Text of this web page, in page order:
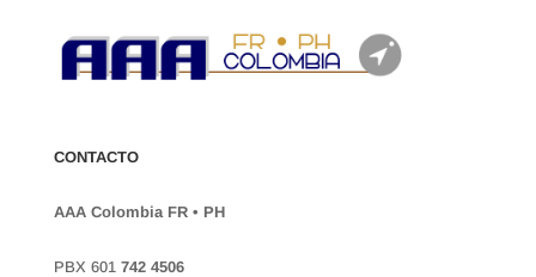
CONTACTO
AAA Colombia FR • PH
PBX 601 742 4506